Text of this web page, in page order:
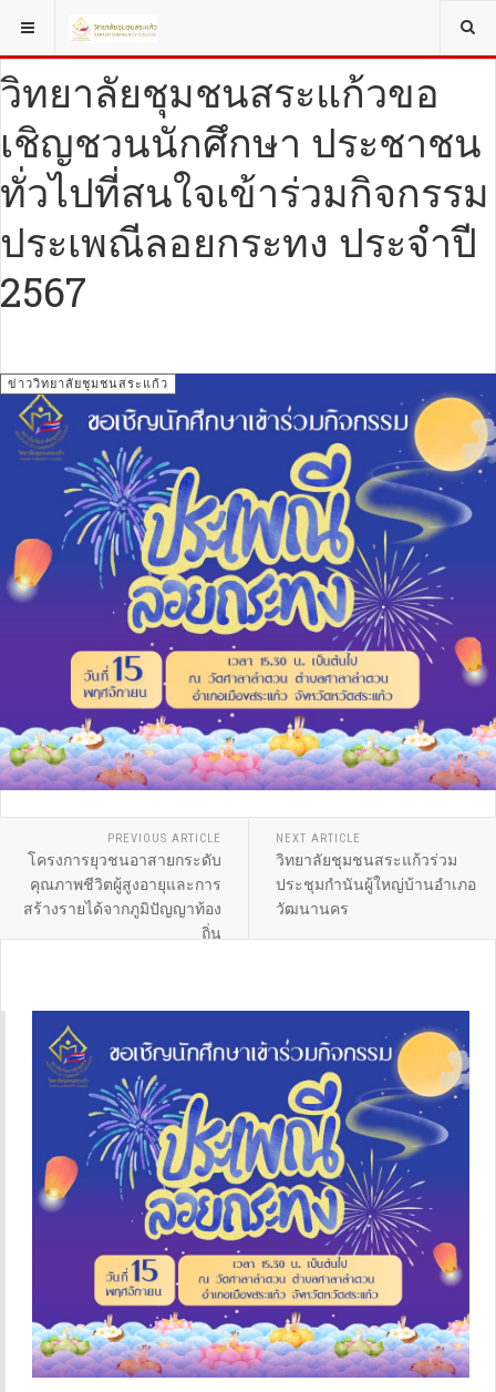
YOU ARE HERE: ข่าววิทยาลัยชุมชนสระแก้ว
วิทยาลัยชุมชนสระแก้วขอ
เชิญชวนนักศึกษา ประชาชน
ทั่วไปที่สนใจเข้าร่วมกิจกรรม
ประเพณีลอยกระทง ประจำปี
2567
ข่าววิทยาลัยชุมชนสระแก้ว
PREVIOUS ARTICLE
โครงการยุวชนอาสายกระดับ
คุณภาพชีวิตผู้สูงอายุและการ
สร้างรายได้จากภูมิปัญญาท้อง
ถิ่น
NEXT ARTICLE
วิทยาลัยชุมชนสระแก้วร่วม
ประชุมกำนันผู้ใหญ่บ้านอำเภอ
วัฒนานคร